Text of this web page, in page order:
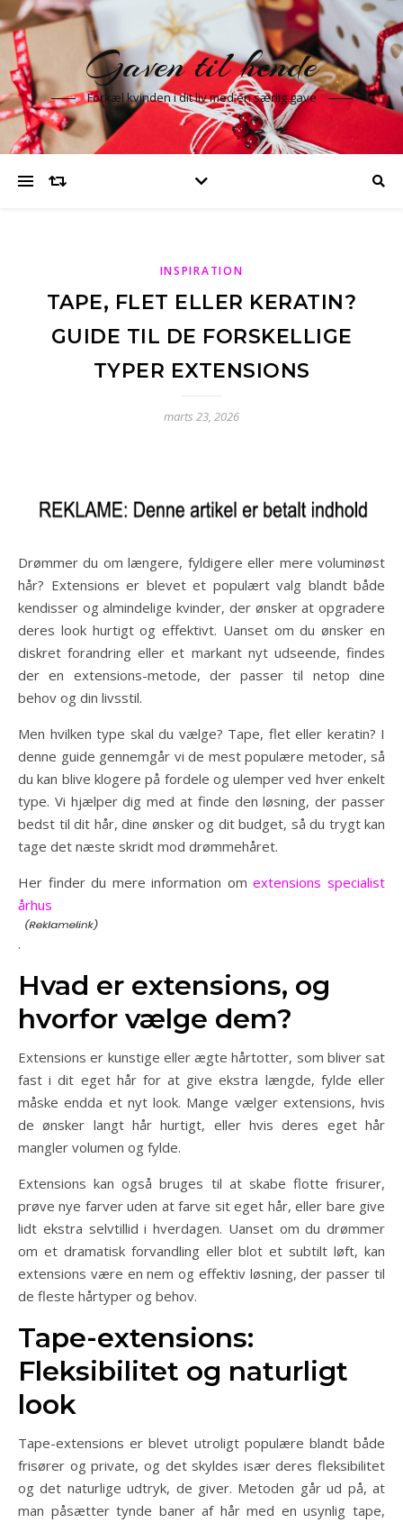
Gaven til hende
Forkæl kvinden i dit liv med en særlig gave
INSPIRATION
TAPE, FLET ELLER KERATIN?
GUIDE TIL DE FORSKELLIGE
TYPER EXTENSIONS
marts 23, 2026
Drømmer du om længere, fyldigere eller mere voluminøst
hår? Extensions er blevet et populært valg blandt både
kendisser og almindelige kvinder, der ønsker at opgradere
deres look hurtigt og effektivt. Uanset om du ønsker en
diskret forandring eller et markant nyt udseende, findes
der en extensions-metode, der passer til netop dine
behov og din livsstil.
Men hvilken type skal du vælge? Tape, flet eller keratin? I
denne guide gennemgår vi de mest populære metoder, så
du kan blive klogere på fordele og ulemper ved hver enkelt
type. Vi hjælper dig med at finde den løsning, der passer
bedst til dit hår, dine ønsker og dit budget, så du trygt kan
tage det næste skridt mod drømmehåret.
Her finder du mere information omextensions specialist
århus
.
Hvad er extensions, og
hvorfor vælge dem?
Extensions er kunstige eller ægte hårtotter, som bliver sat
fast i dit eget hår for at give ekstra længde, fylde eller
måske endda et nyt look. Mange vælger extensions, hvis
de ønsker langt hår hurtigt, eller hvis deres eget hår
mangler volumen og fylde.
Extensions kan også bruges til at skabe flotte frisurer,
prøve nye farver uden at farve sit eget hår, eller bare give
lidt ekstra selvtillid i hverdagen. Uanset om du drømmer
om et dramatisk forvandling eller blot et subtilt løft, kan
extensions være en nem og effektiv løsning, der passer til
de fleste hårtyper og behov.
Tape-extensions:
Fleksibilitet og naturligt
look
Tape-extensions er blevet utroligt populære blandt både
frisører og private, og det skyldes især deres fleksibilitet
og det naturlige udtryk, de giver. Metoden går ud på, at
man påsætter tynde baner af hår med en usynlig tape,